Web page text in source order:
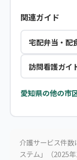
関連ガイド
宅配弁当・配
訪問看護ガイ
愛知県の他の市
介護サービス件数
ステム」（2025